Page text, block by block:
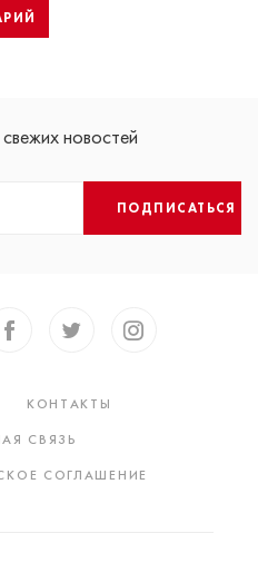
новостей
ПОДПИСАТЬСЯ
КОНТАКТЫ
СВЯЗЬ
СОГЛАШЕНИЕ